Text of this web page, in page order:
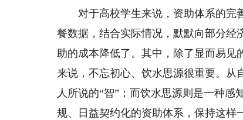
对于高校学生来说，资助体系的完
餐数据，结合实际情况，默默向部分经
助的成本降低了。其中，除了显而易见
来说，不忘初心、饮水思源很重要。从
人所说的“智”；而饮水思源则是一种感
规、日益契约化的资助体系，保持这样